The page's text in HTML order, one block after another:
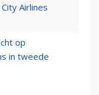
Airlines
op
in tweede